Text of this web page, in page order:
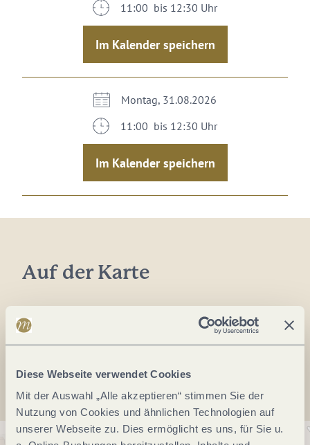
Diese Webseite verwendet Cookies
Mit der Auswahl „Alle akzeptieren“ stimmen Sie der
Nutzung von Cookies und ähnlichen Technologien auf
unserer Webseite zu. Dies ermöglicht es uns, für Sie u.
11:00 bis 12:30 Uhr
Im Kalender speichern
Montag, 31.08.2026
11:00 bis 12:30 Uhr
Im Kalender speichern
Auf der Karte